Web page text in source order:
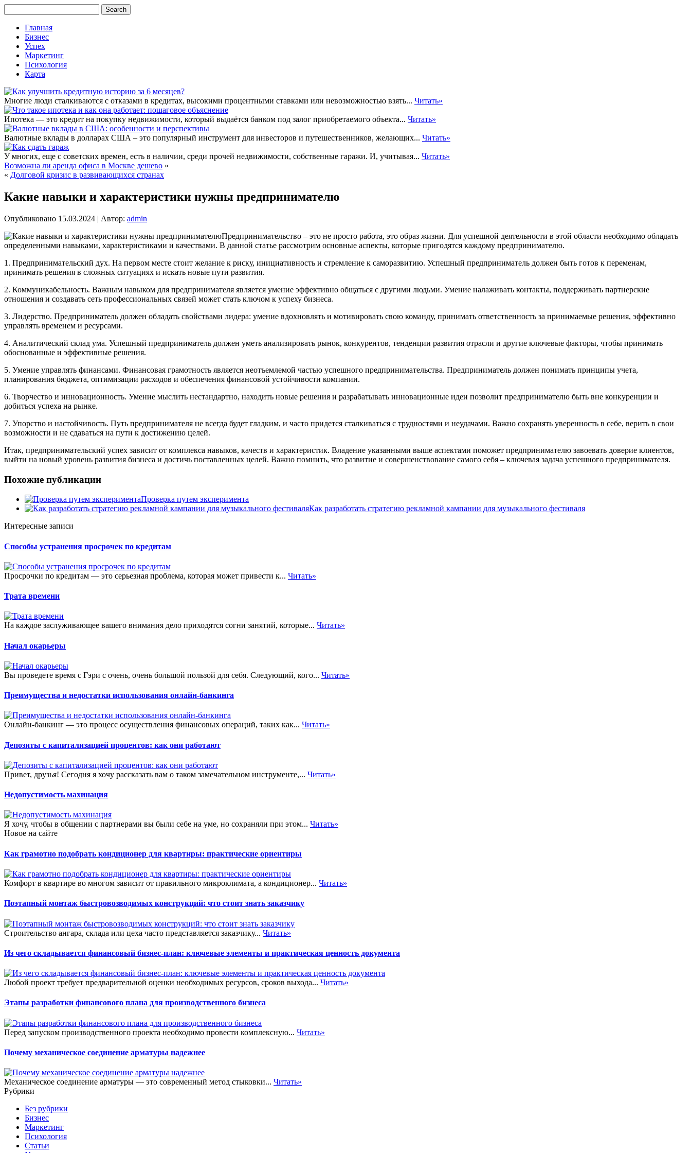
Главная
Бизнес
Успех
Маркетинг
Психология
Карта
Многие люди сталкиваются с отказами в кредитах, высокими процентными ставками или невозможностью взять... Читать»
Ипотека — это кредит на покупку недвижимости, который выдаётся банком под залог приобретаемого объекта... Читать»
Валютные вклады в долларах США – это популярный инструмент для инвесторов и путешественников, желающих... Читать»
У многих, еще с советских времен, есть в наличии, среди прочей недвижимости, собственные гаражи. И, учитывая... Читать»
Возможна ли аренда офиса в Москве дешево »
« Долговой кризис в развивающихся странах
Какие навыки и характеристики нужны предпринимателю
Опубликовано 15.03.2024 | Автор: admin
Предпринимательство – это не просто работа, это образ жизни. Для успешной деятельности в этой области необходимо обладать
определенными навыками, характеристиками и качествами. В данной статье рассмотрим основные аспекты, которые пригодятся каждому предпринимателю.
1. Предпринимательский дух. На первом месте стоит желание к риску, инициативность и стремление к саморазвитию. Успешный предприниматель должен быть готов к переменам,
принимать решения в сложных ситуациях и искать новые пути развития.
2. Коммуникабельность. Важным навыком для предпринимателя является умение эффективно общаться с другими людьми. Умение налаживать контакты, поддерживать партнерские
отношения и создавать сеть профессиональных связей может стать ключом к успеху бизнеса.
3. Лидерство. Предприниматель должен обладать свойствами лидера: умение вдохновлять и мотивировать свою команду, принимать ответственность за принимаемые решения, эффективно
управлять временем и ресурсами.
4. Аналитический склад ума. Успешный предприниматель должен уметь анализировать рынок, конкурентов, тенденции развития отрасли и другие ключевые факторы, чтобы принимать
обоснованные и эффективные решения.
5. Умение управлять финансами. Финансовая грамотность является неотъемлемой частью успешного предпринимательства. Предприниматель должен понимать принципы учета,
планирования бюджета, оптимизации расходов и обеспечения финансовой устойчивости компании.
6. Творчество и инновационность. Умение мыслить нестандартно, находить новые решения и разрабатывать инновационные идеи позволит предпринимателю быть вне конкуренции и
добиться успеха на рынке.
7. Упорство и настойчивость. Путь предпринимателя не всегда будет гладким, и часто придется сталкиваться с трудностями и неудачами. Важно сохранять уверенность в себе, верить в свои
возможности и не сдаваться на пути к достижению целей.
Итак, предпринимательский успех зависит от комплекса навыков, качеств и характеристик. Владение указанными выше аспектами поможет предпринимателю завоевать доверие клиентов,
выйти на новый уровень развития бизнеса и достичь поставленных целей. Важно помнить, что развитие и совершенствование самого себя – ключевая задача успешного предпринимателя.
Похожие публикации
Проверка путем эксперимента
Как разработать стратегию рекламной кампании для музыкального фестиваля
Интересные записи
Способы устранения просрочек по кредитам
Просрочки по кредитам — это серьезная проблема, которая может привести к... Читать»
Трата времени
На каждое заслуживающее вашего внимания дело приходятся согни занятий, которые... Читать»
Начал окарьеры
Вы проведете время с Гэри с очень, очень большой пользой для себя. Следующий, кого... Читать»
Преимущества и недостатки использования онлайн-банкинга
Онлайн-банкинг — это процесс осуществления финансовых операций, таких как... Читать»
Депозиты с капитализацией процентов: как они работают
Привет, друзья! Сегодня я хочу рассказать вам о таком замечательном инструменте,... Читать»
Недопустимость махинация
Я хочу, чтобы в общении с партнерами вы были себе на уме, но сохраняли при этом... Читать»
Новое на сайте
Как грамотно подобрать кондиционер для квартиры: практические ориентиры
Комфорт в квартире во многом зависит от правильного микроклимата, а кондиционер... Читать»
Поэтапный монтаж быстровозводимых конструкций: что стоит знать заказчику
Строительство ангара, склада или цеха часто представляется заказчику... Читать»
Из чего складывается финансовый бизнес-план: ключевые элементы и практическая ценность документа
Любой проект требует предварительной оценки необходимых ресурсов, сроков выхода... Читать»
Этапы разработки финансового плана для производственного бизнеса
Перед запуском производственного проекта необходимо провести комплексную... Читать»
Почему механическое соединение арматуры надежнее
Механическое соединение арматуры — это современный метод стыковки... Читать»
Рубрики
Без рубрики
Бизнес
Маркетинг
Психология
Статьи